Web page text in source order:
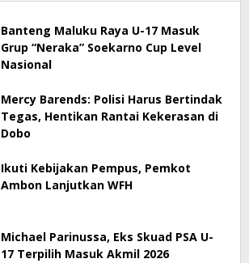
Banteng Maluku Raya U-17 Masuk
Grup “Neraka” Soekarno Cup Level
Nasional
Mercy Barends: Polisi Harus Bertindak
Tegas, Hentikan Rantai Kekerasan di
Dobo
Ikuti Kebijakan Pempus, Pemkot
Ambon Lanjutkan WFH
Michael Parinussa, Eks Skuad PSA U-
17 Terpilih Masuk Akmil 2026